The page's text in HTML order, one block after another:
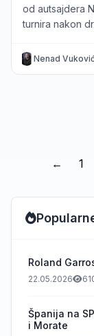
od autsajdera
turnira nakon
Nenad
← 1
Roland
22.05.2026
Španija na
i Morate